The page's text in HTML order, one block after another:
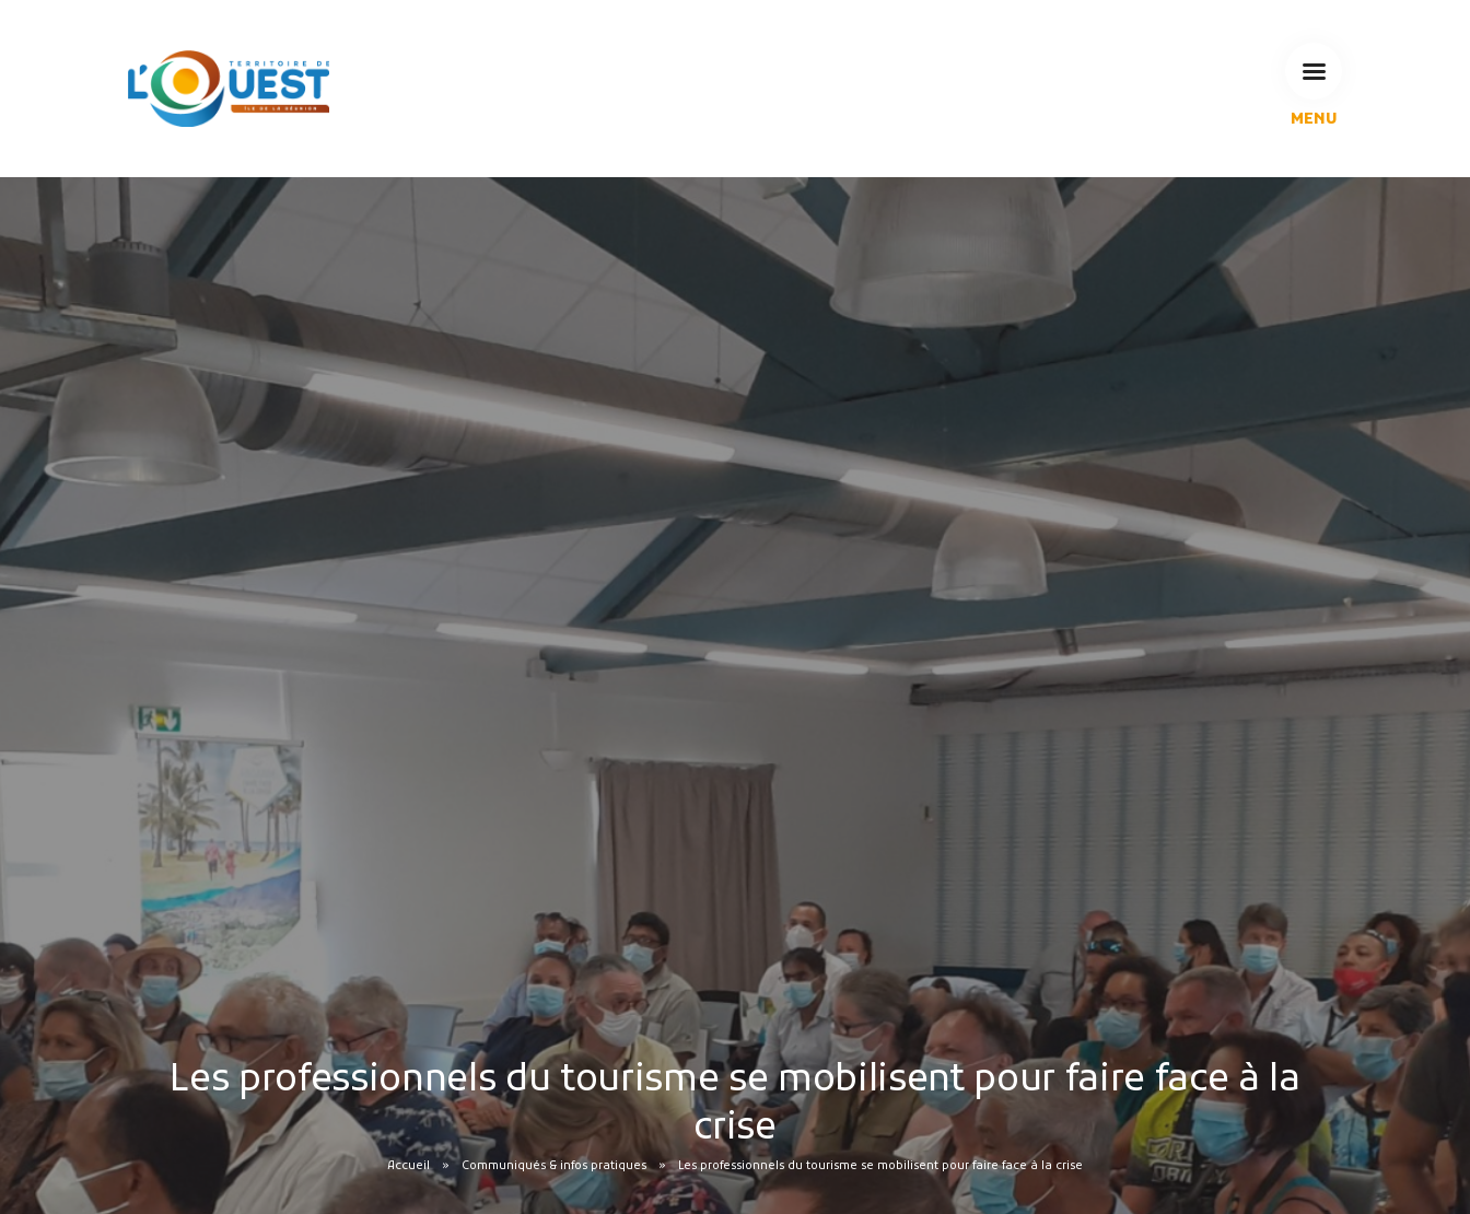
MENU
Espace Habitant
Espace Pro
Espace Pédagogique
CALENDRIERS DE COLLECTE
Les professionnels du tourisme se mobilisent pour faire face à la
crise
Accueil Communiqués & infos pratiques Les professionnels du tourisme se mobilisent pour faire face à la crise